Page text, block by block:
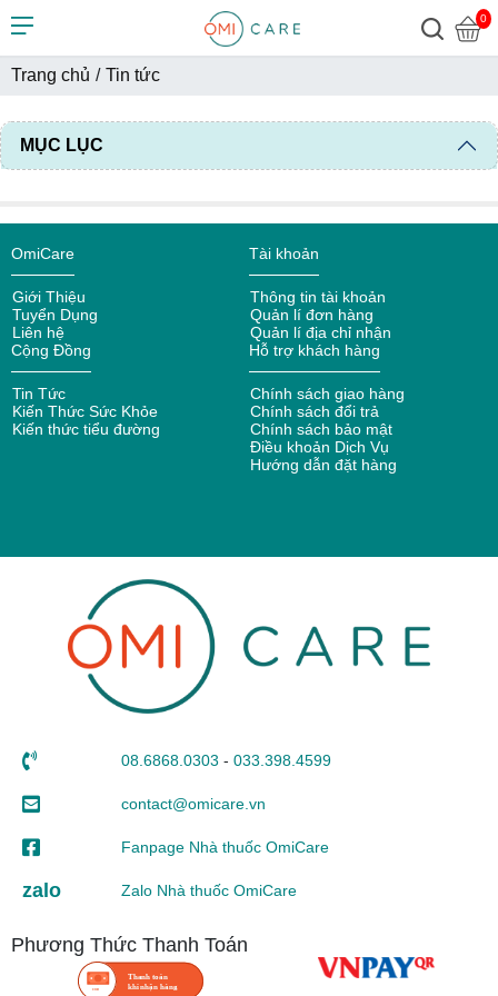
0
Trang chủ / Tin tức
MỤC LỤC
OmiCare
Giới Thiệu
Tuyển Dụng
Liên hệ
Cộng Đồng
Tin Tức
Kiến Thức Sức Khỏe
Kiến thức tiểu đường
Tài khoản
Thông tin tài khoản
Quản lí đơn hàng
Quản lí địa chỉ nhận
Hỗ trợ khách hàng
Chính sách giao hàng
Chính sách đổi trả
Chính sách bảo mật
Điều khoản Dịch Vụ
Hướng dẫn đặt hàng
08.6868.0303 - 033.398.4599
contact@omicare.vn
Fanpage Nhà thuốc OmiCare
zalo Zalo Nhà thuốc OmiCare
Phương Thức Thanh Toán